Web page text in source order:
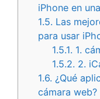
iPhone en
1.5. Las
para usar
1.5.1. 1.
1.5.2. 2.
1.6. ¿Qué
cámara web?